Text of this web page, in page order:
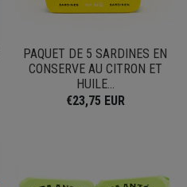
PAQUET DE 5 SARDINES EN
CONSERVE AU CITRON ET
HUILE...
€23,75 EUR